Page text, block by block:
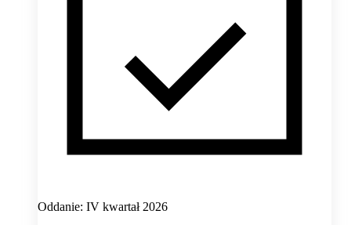
Oddanie: IV kwartał 2026